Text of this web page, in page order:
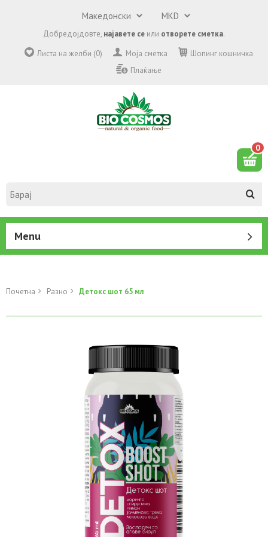
Добредојдовте, најавете се или отворете сметка.
Листа на желби (0)
Моја сметка
Шопинг кошничка
Плаќање
0
Menu
Почетна Разно Детокс шот 65 мл